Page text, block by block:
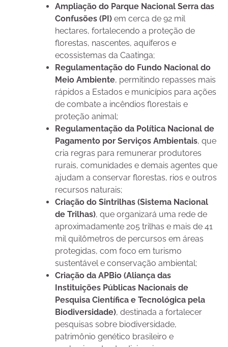
Ampliação do Parque Nacional Serra das
Confusões (PI) em cerca de 92 mil
hectares, fortalecendo a proteção de
florestas, nascentes, aquíferos e
ecossistemas da Caatinga;
Regulamentação do Fundo Nacional do
Meio Ambiente, permitindo repasses mais
rápidos a Estados e municípios para ações
de combate a incêndios florestais e
proteção animal;
Regulamentação da Política Nacional de
Pagamento por Serviços Ambientais, que
cria regras para remunerar produtores
rurais, comunidades e demais agentes que
ajudam a conservar florestas, rios e outros
recursos naturais;
Criação do Sintrilhas (Sistema Nacional
de Trilhas), que organizará uma rede de
aproximadamente 205 trilhas e mais de 41
mil quilômetros de percursos em áreas
protegidas, com foco em turismo
sustentável e conservação ambiental;
Criação da APBio (Aliança das
Instituições Públicas Nacionais de
Pesquisa Científica e Tecnológica pela
Biodiversidade), destinada a fortalecer
pesquisas sobre biodiversidade,
patrimônio genético brasileiro e